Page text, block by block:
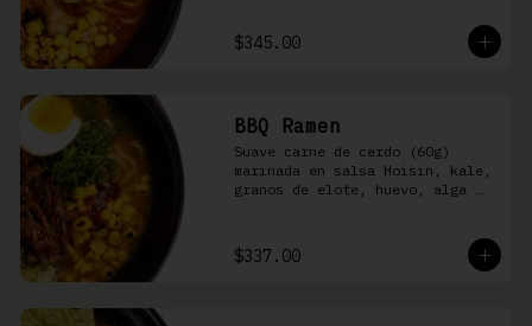
$345.00
BBQ Ramen
Suave carne de cerdo (60g)
marinada en salsa Hoisin, kale,
granos de elote, huevo, alga
cerdo
$337.00